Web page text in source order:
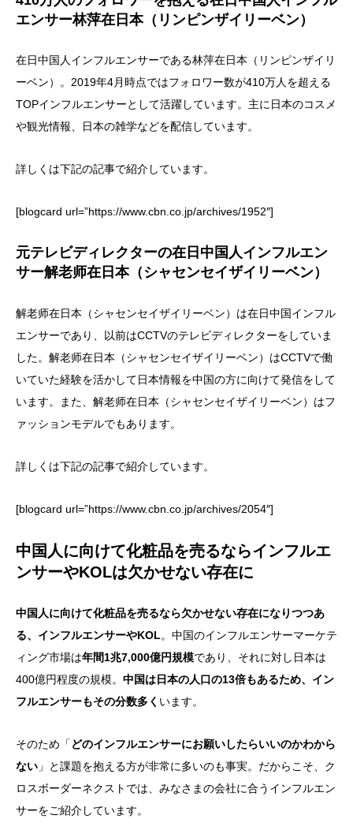
エンサー林萍在日本（リンピンザイリーベン）
在日中国人インフルエンサーである林萍在日本（リンピンザイリ
ーベン）。2019年4月時点ではフォロワー数が410万人を超える
TOPインフルエンサーとして活躍しています。主に日本のコスメ
や観光情報、日本の雑学などを配信しています。
詳しくは下記の記事で紹介しています。
[blogcard url=”https://www.cbn.co.jp/archives/1952″]
元テレビディレクターの在日中国人インフルエン
サー解老师在日本（シャセンセイザイリーベン）
解老师在日本（シャセンセイザイリーベン）は在日中国インフル
エンサーであり、以前はCCTVのテレビディレクターをしていま
した。解老师在日本（シャセンセイザイリーベン）はCCTVで働
いていた経験を活かして日本情報を中国の方に向けて発信をして
います。また、解老师在日本（シャセンセイザイリーベン）はフ
ァッションモデルでもあります。
詳しくは下記の記事で紹介しています。
[blogcard url=”https://www.cbn.co.jp/archives/2054″]
中国人に向けて化粧品を売るならインフルエ
ンサーやKOLは欠かせない存在に
中国人に向けて化粧品を売るなら欠かせない存在になりつつあ
る、インフルエンサーやKOL。中国のインフルエンサーマーケテ
ィング市場は年間1兆7,000億円規模であり、それに対し日本は
400億円程度の規模。 中国は日本の人口の13倍もあるため、イン
フルエンサーもその分数多く います。
そのため「 どのインフルエンサーにお願いしたらいいのかわから
ない 」と課題を抱える方が非常に多いのも事実。だからこそ、ク
ロスボーダーネクストでは、みなさまの会社に合うインフルエン
サーをご紹介しています。